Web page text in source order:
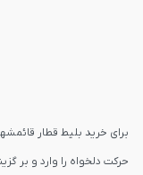
حرکت دلخواه را وارد و بر